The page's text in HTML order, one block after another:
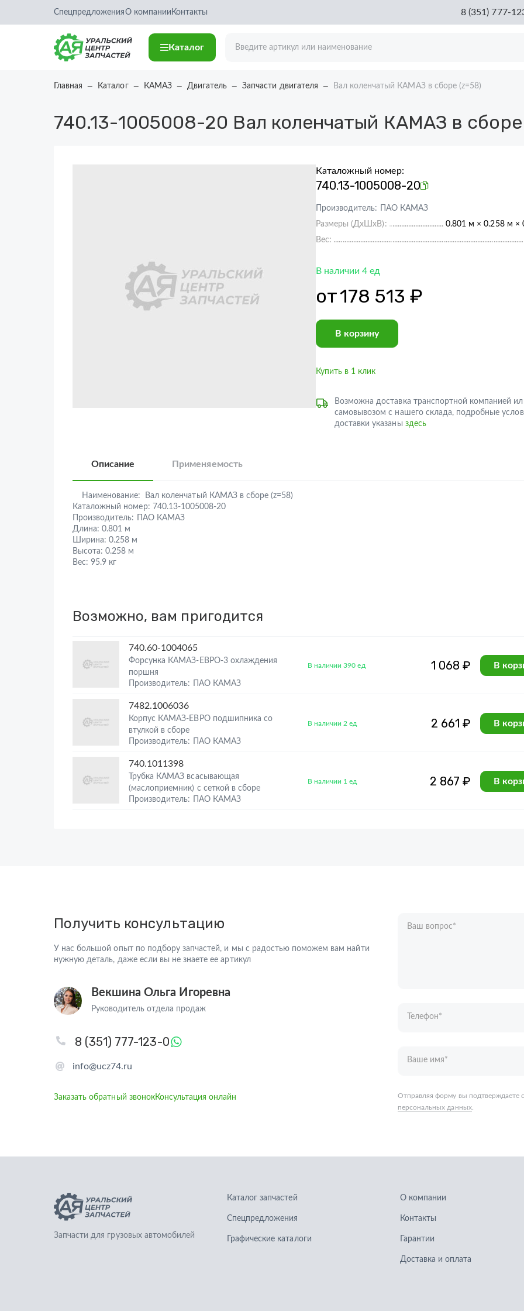
СпецпредложенияО компании Контакты 8 (351) 777-
Каталог
Главная Каталог КАМАЗ Двигатель Запчасти двигателя Вал коленчатый КАМАЗ в сборе (z=58)
740.13-1005008-20 Вал коленчатый КАМАЗ в
Каталожный номер:
740.13-1005008-20
Производитель:
ПАО КАМАЗ
Размеры (ДхШхВ):
0.801 м × 0.258 м ×
Вес:
В наличии 4 ед
от178 513 ₽
В корзину
Купить в 1 клик
Возможна доставка транспортной компанией
самовывозом с нашего склада, подробные
доставки указаны здесь
Описание Применяемость
Наименование:
Вал коленчатый КАМАЗ в сборе (z=58)
Каталожный номер: 740.13-1005008-20
Производитель:
ПАО КАМАЗ
Длина: 0.801 м
Ширина: 0.258 м
Высота: 0.258 м
Вес: 95.9 кг
Возможно, вам пригодится
740.60-1004065
Форсунка КАМАЗ-ЕВРО-3 охлаждения
поршня
Производитель: ПАО КАМАЗ
В наличии 390 ед 1 068 ₽ В
7482.1006036
Корпус КАМАЗ-ЕВРО подшипника со
втулкой в сборе
Производитель: ПАО КАМАЗ
В наличии 2 ед 2 661 ₽ В
740.1011398
Трубка КАМАЗ всасывающая
(маслоприемник) с сеткой в сборе
Производитель: ПАО КАМАЗ
В наличии 1 ед 2 867 ₽ В
Получить консультацию
У нас большой опыт по подбору запчастей, и мы с радостью поможем вам найти
нужную деталь, даже если вы не знаете ее артикул
Векшина Ольга Игоревна
Руководитель отдела продаж
info@ucz74.ru
8 (351) 777-123-0
Заказать обратный звонокКонсультация онлайн
Ваш вопрос*
Запчасти для грузовых автомобилей
Спецпредложения
Графические каталоги
Контакты
Гарантии
Доставка и оплата